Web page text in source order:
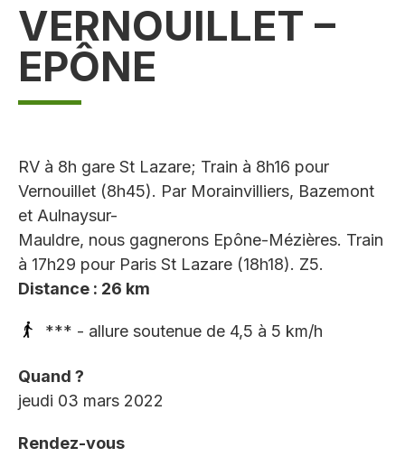
VERNOUILLET –
EPÔNE
RV à 8h gare St Lazare; Train à 8h16 pour
Vernouillet (8h45). Par Morainvilliers, Bazemont
et Aulnaysur-
Mauldre, nous gagnerons Epône-Mézières. Train
à 17h29 pour Paris St Lazare (18h18). Z5.
Distance : 26 km
*** - allure soutenue de 4,5 à 5 km/h
Quand ?
jeudi 03 mars 2022
Rendez-vous